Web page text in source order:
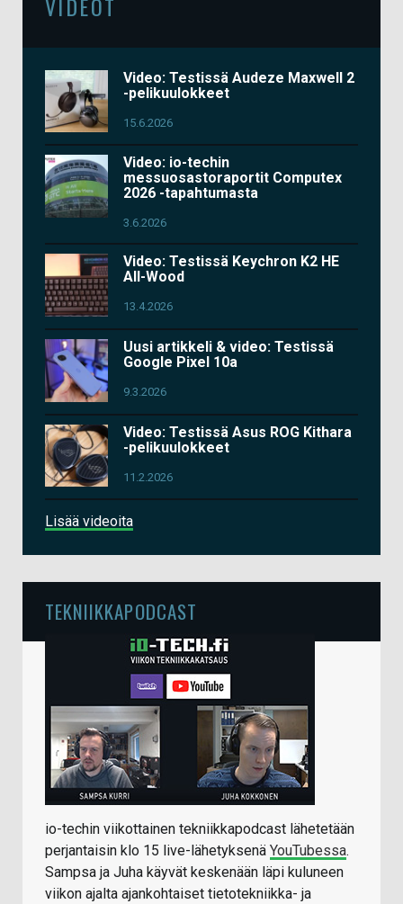
Video: Testissä Audeze Maxwell 2
-pelikuulokkeet
15.6.2026
Video: io-techin
messuosastoraportit Computex
2026 -tapahtumasta
3.6.2026
Video: Testissä Keychron K2 HE
All-Wood
13.4.2026
Uusi artikkeli & video: Testissä
Google Pixel 10a
9.3.2026
Video: Testissä Asus ROG Kithara
-pelikuulokkeet
11.2.2026
Lisää videoita
TEKNIIKKAPODCAST
io-techin viikottainen tekniikkapodcast lähetetään
perjantaisin klo 15 live-lähetyksenä YouTubessa.
Sampsa ja Juha käyvät keskenään läpi kuluneen
viikon ajalta ajankohtaiset tietotekniikka- ja